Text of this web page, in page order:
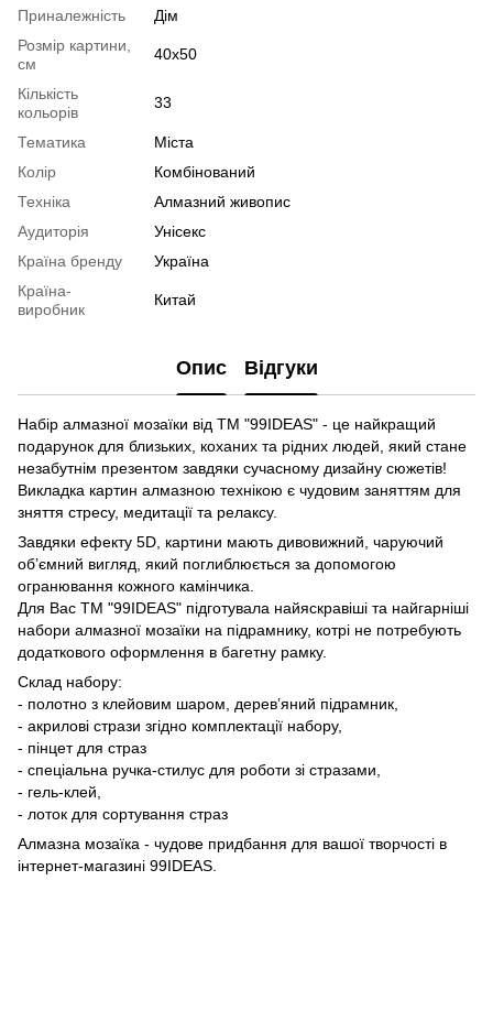
Приналежність
Дім
Розмір картини,
см
40x50
Кількість
кольорів
33
Тематика
Міста
Колір
Комбінований
Техніка
Алмазний живопис
Аудиторія
Унісекс
Країна бренду
Україна
Країна-
виробник
Китай
Опис Відгуки
Набір алмазної мозаїки від ТМ "99IDEAS" - це найкращий
подарунок для близьких, коханих та рідних людей, який стане
незабутнім презентом завдяки сучасному дизайну сюжетів!
Викладка картин алмазною технікою є чудовим заняттям для
зняття стресу, медитації та релаксу.
Завдяки ефекту 5D, картини мають дивовижний, чаруючий
об’ємний вигляд, який поглиблюється за допомогою
огранювання кожного камінчика.
Для Вас ТМ "99IDEAS" підготувала найяскравіші та найгарніші
набори алмазної мозаїки на підрамнику, котрі не потребують
додаткового оформлення в багетну рамку.
Склад набору:
- полотно з клейовим шаром, дерев’яний підрамник,
- акрилові стрази згідно комплектації набору,
- пінцет для страз
- спеціальна ручка-стилус для роботи зі стразами,
- гель-клей,
- лоток для сортування страз
Алмазна мозаїка - чудове придбання для вашої творчості в
інтернет-магазині 99IDEAS.